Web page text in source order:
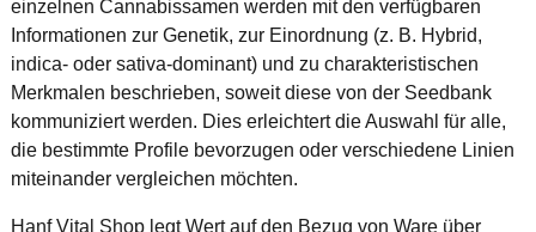
einzelnen Cannabissamen werden mit den verfügbaren
Informationen zur Genetik, zur Einordnung (z. B. Hybrid,
indica- oder sativa-dominant) und zu charakteristischen
Merkmalen beschrieben, soweit diese von der Seedbank
kommuniziert werden. Dies erleichtert die Auswahl für alle,
die bestimmte Profile bevorzugen oder verschiedene Linien
miteinander vergleichen möchten.
Hanf Vital Shop legt Wert auf den Bezug von Ware über